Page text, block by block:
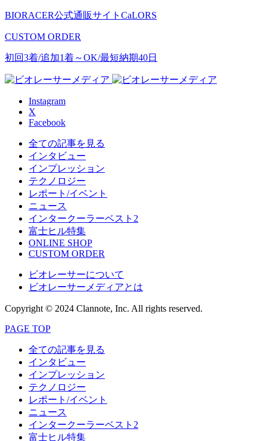
BIORACER公式通販サイトCaLORS
CUSTOM ORDER
初回3着/追加1着～OK/最短納期40日
Instagram
X
Facebook
全ての記事を見る
インタビュー
インプレッション
テクノロジー
レポート/イベント
ニュース
インタークーラーベスト2
富士ヒル特集
ONLINE SHOP
CUSTOM ORDER
ビオレーサーについて
ビオレーサーメディアとは
Copyright © 2024 Clannote, Inc. All rights reserved.
PAGE TOP
全ての記事を見る
インタビュー
インプレッション
テクノロジー
レポート/イベント
ニュース
インタークーラーベスト2
富士ヒル特集